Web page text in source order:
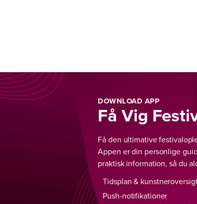
DOWNLOAD APP
Få Vig
Få den ultimative
Appen er din personlige
praktisk information, så du
Tidsplan &
Push-notifikationer